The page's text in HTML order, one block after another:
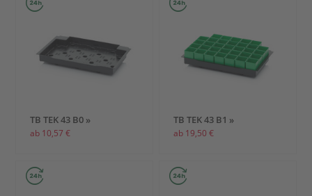
TB TEK 43 B0 »
ab 10,57 €
TB TEK 43 B1 »
ab 19,50 €